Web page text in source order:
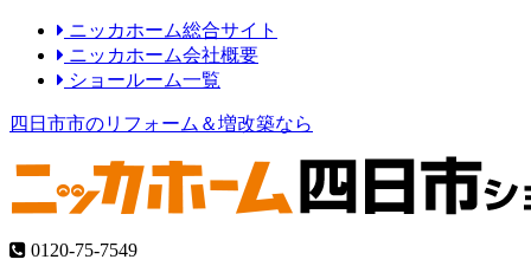
ニッカホーム総合サイト
ニッカホーム会社概要
ショールーム一覧
四日市市のリフォーム＆増改築なら
0120-75-7549